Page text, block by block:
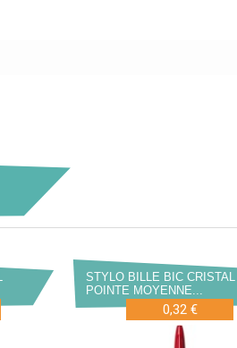
STYLO BILLE BIC CRISTAL
POINTE MOYENNE...
0,32 €